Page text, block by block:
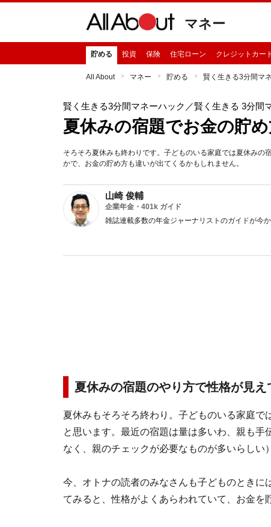
マネー
貯める 投資 保険 住宅ローン クレジットカー
All About マネー 貯める 賢く生きる3分間マ
賢く生きる3分間マネーハック ／賢く生きる 3分間
夏休みの宿題でお金の貯
そろそろ夏休みも終わりです。子どものいる家庭では夏休み
かで、お金の貯め方も違いが出てくるかもしれません。
山崎 俊輔
企業年金・401k ガイド
雑誌連載多数の年金ジャーナリストのガイドが今
夏休みの宿題のやり方で性格が見え
夏休みもそろそろ終わり。子どものいる家庭
と思います。最近の宿題は量は多いわ、親も
なく、親のチェックが必要なものが多いらしい
今、オトナの読者のみなさんも子どものときに
てみると、性格がよくあらわれていて、お金を